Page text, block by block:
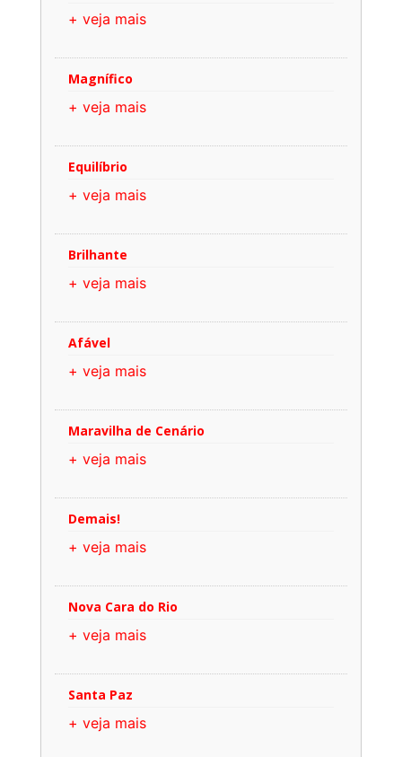
+ veja mais
Magnífico
+ veja mais
Equilíbrio
+ veja mais
Brilhante
+ veja mais
Afável
+ veja mais
Maravilha de Cenário
+ veja mais
Demais!
+ veja mais
Nova Cara do Rio
+ veja mais
Santa Paz
+ veja mais